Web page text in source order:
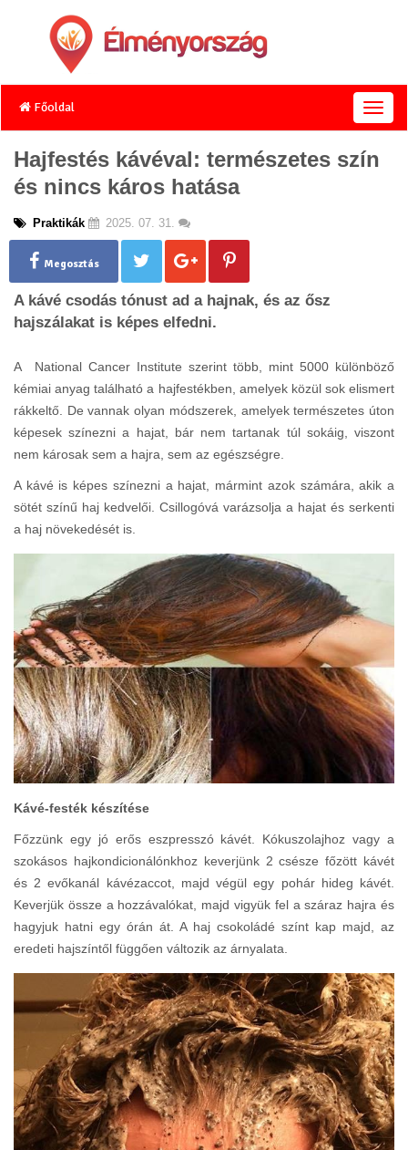
Főoldal
T
o
g
o
Hajfestés kávéval: természetes szín
és nincs káros hatása
Praktikák 2025. 07. 31.
Megosztás
A kávé csodás tónust ad a hajnak, és az ősz
hajszálakat is képes elfedni.
A National Cancer Institute szerint több, mint 5000 különböző
kémiai anyag található a hajfestékben, amelyek közül sok elismert
rákkeltő. De vannak olyan módszerek, amelyek természetes úton
képesek színezni a hajat, bár nem tartanak túl sokáig, viszont
nem károsak sem a hajra, sem az egészségre.
A kávé is képes színezni a hajat, mármint azok számára, akik a
sötét színű haj kedvelői. Csillogóvá varázsolja a hajat és serkenti
a haj növekedését is.
Kávé-festék készítése
Főzzünk egy jó erős eszpresszó kávét. Kókuszolajhoz vagy a
szokásos hajkondicionálónkhoz keverjünk 2 csésze főzött kávét
és 2 evőkanál kávézaccot, majd végül egy pohár hideg kávét.
Keverjük össze a hozzávalókat, majd vigyük fel a száraz hajra és
hagyjuk hatni egy órán át. A haj csokoládé színt kap majd, az
eredeti hajszíntől függően változik az árnyalata.